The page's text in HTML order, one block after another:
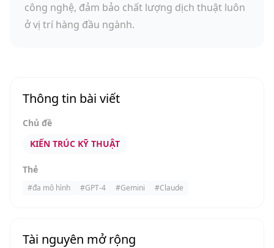
công nghệ, đảm bảo chất lượng dịch thuật luôn
ở vị trí hàng đầu ngành.
Thông tin bài viết
Chủ đề
KIẾN TRÚC KỸ THUẬT
Thẻ
#đa mô hình #GPT-4 #Gemini #Claude
Tài nguyên mở rộng